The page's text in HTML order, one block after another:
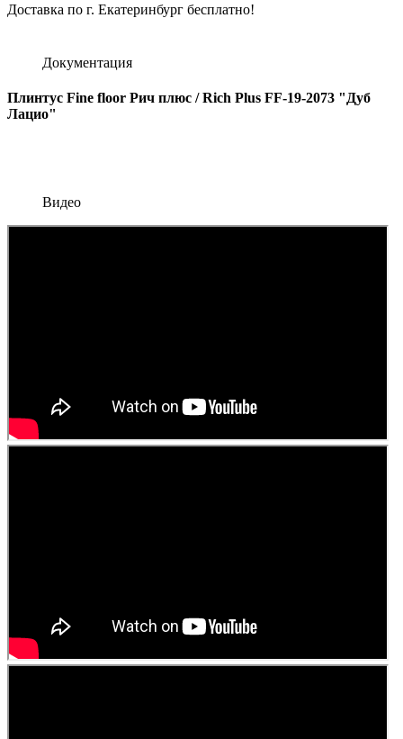
Доставка по г. Екатеринбург бесплатно!
Документация
Плинтус Fine floor Рич плюс / Rich Plus FF-19-2073 "Дуб
Лацио"
Видео